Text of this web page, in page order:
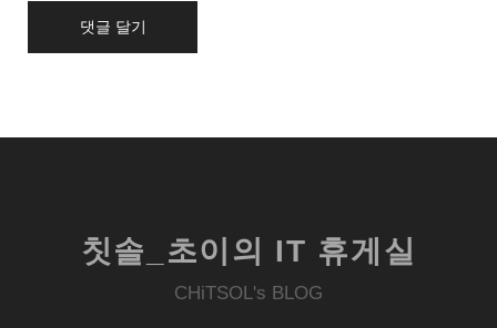
칫솔_초이의 IT 휴게실
CHiTSOL's BLOG